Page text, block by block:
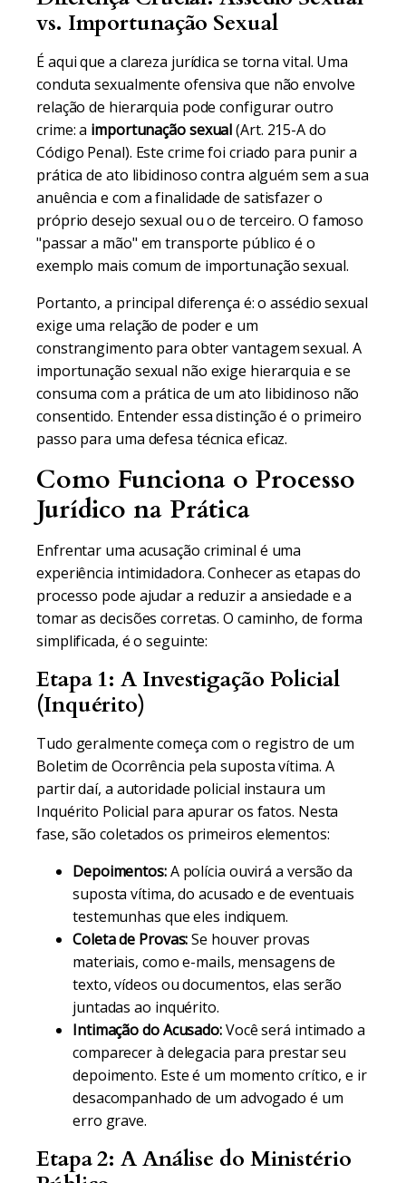
vs. Importunação Sexual
É aqui que a clareza jurídica se torna vital. Uma
conduta sexualmente ofensiva que não envolve
relação de hierarquia pode configurar outro
crime: a importunação sexual(Art. 215-A do
Código Penal). Este crime foi criado para punir a
prática de ato libidinoso contra alguém sem a sua
anuência e com a finalidade de satisfazer o
próprio desejo sexual ou o de terceiro. O famoso
"passar a mão" em transporte público é o
exemplo mais comum de importunação sexual.
Portanto, a principal diferença é: o assédio sexual
exige uma relação de poder e um
constrangimento para obter vantagem sexual. A
importunação sexual não exige hierarquia e se
consuma com a prática de um ato libidinoso não
consentido. Entender essa distinção é o primeiro
passo para uma defesa técnica eficaz.
Como Funciona o Processo
Jurídico na Prática
Enfrentar uma acusação criminal é uma
experiência intimidadora. Conhecer as etapas do
processo pode ajudar a reduzir a ansiedade e a
tomar as decisões corretas. O caminho, de forma
simplificada, é o seguinte:
Etapa 1: A Investigação Policial
(Inquérito)
Tudo geralmente começa com o registro de um
Boletim de Ocorrência pela suposta vítima. A
partir daí, a autoridade policial instaura um
Inquérito Policial para apurar os fatos. Nesta
fase, são coletados os primeiros elementos:
Depoimentos:A polícia ouvirá a versão da
suposta vítima, do acusado e de eventuais
testemunhas que eles indiquem.
Coleta de Provas:Se houver provas
materiais, como e-mails, mensagens de
texto, vídeos ou documentos, elas serão
juntadas ao inquérito.
Intimação do Acusado:Você será intimado a
comparecer à delegacia para prestar seu
depoimento. Este é um momento crítico, e ir
desacompanhado de um advogado é um
erro grave.
Etapa 2: A Análise do Ministério